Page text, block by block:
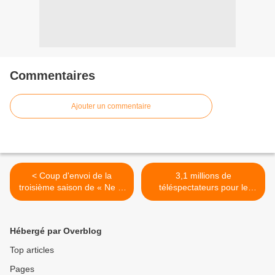
Commentaires
Ajouter un commentaire
< Coup d'envoi de la
troisième saison de « Ne te
dégonfle pas » en février
3,1 millions de
téléspectateurs pour le
troisième débat de la
Hébergé par Overblog
Top articles
Pages